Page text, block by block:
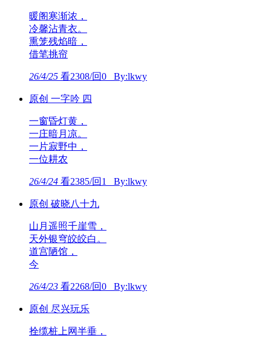
暖阁寒渐浓，
冷馨沾青衣。
熏笼残焰暗，
借笔挑帘
26/4/25 看2308/回0 By:lkwy
原创 一字吟 四
一窗昏灯黄，
一庄暗月凉。
一片寂野中，
一位耕农
26/4/24 看2385/回1 By:lkwy
原创 破晓八十九
山月遥照千崖雪，
天外银穹皎皎白。
道宫陋馆，
今
26/4/23 看2268/回0 By:lkwy
原创 尽兴玩乐
拴缆桩上网半垂，